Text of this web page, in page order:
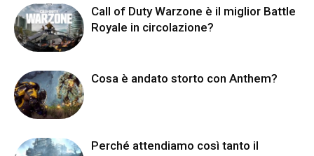
Call of Duty Warzone è il miglior Battle
Royale in circolazione?
Cosa è andato storto con Anthem?
Perché attendiamo così tanto il